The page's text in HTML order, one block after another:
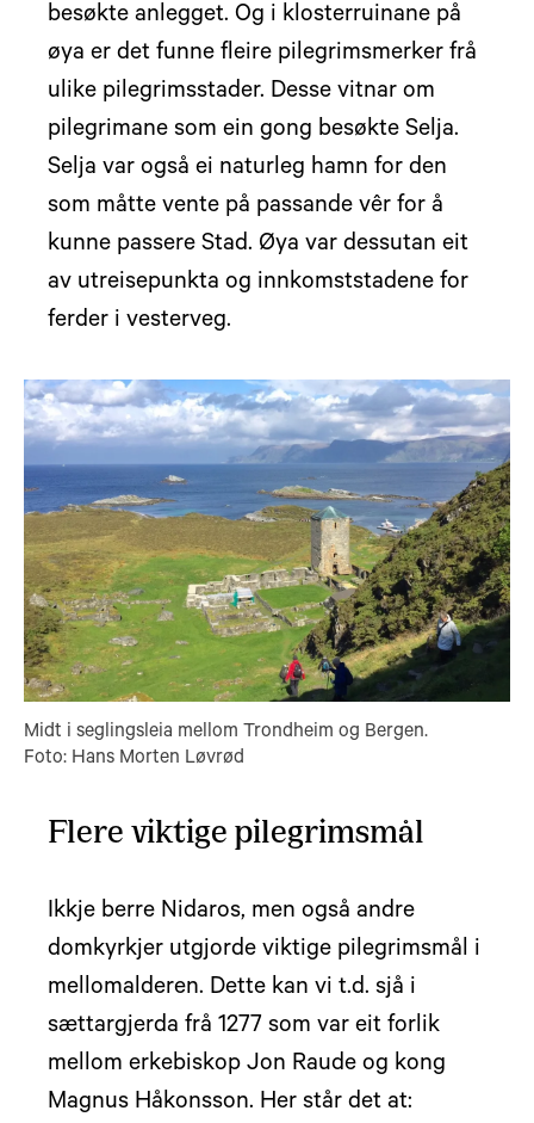
besøkte anlegget. Og i klosterruinane på
øya er det funne fleire pilegrimsmerker frå
ulike pilegrimsstader. Desse vitnar om
pilegrimane som ein gong besøkte Selja.
Selja var også ei naturleg hamn for den
som måtte vente på passande vêr for å
kunne passere Stad. Øya var dessutan eit
av utreisepunkta og innkomststadene for
ferder i vesterveg.
Midt i seglingsleia mellom Trondheim og Bergen.
Foto: Hans Morten Løvrød
Flere viktige pilegrimsmål
Ikkje berre Nidaros, men også andre
domkyrkjer utgjorde viktige pilegrimsmål i
mellomalderen. Dette kan vi t.d. sjå i
sættargjerda frå 1277 som var eit forlik
mellom erkebiskop Jon Raude og kong
Magnus Håkonsson. Her står det at: